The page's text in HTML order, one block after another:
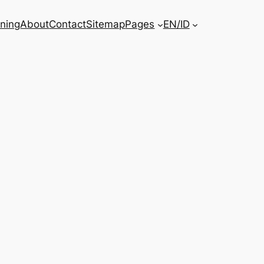
AboutContactSitemapPages EN/ID